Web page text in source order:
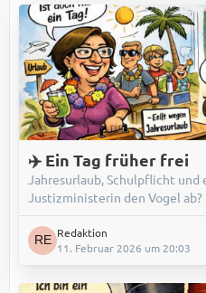
✈️ Ein Tag früher frei
Jahresurlaub, Schulpflicht und
Justizministerin den Vogel ab?
Redaktion
11. Februar 2026 um 20:03